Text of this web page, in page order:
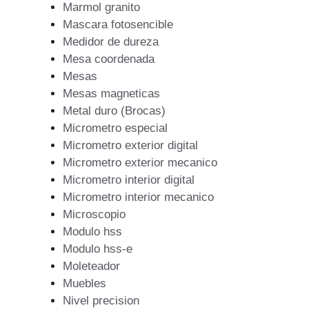
Marmol granito
Mascara fotosencible
Medidor de dureza
Mesa coordenada
Mesas
Mesas magneticas
Metal duro (Brocas)
Micrometro especial
Micrometro exterior digital
Micrometro exterior mecanico
Micrometro interior digital
Micrometro interior mecanico
Microscopio
Modulo hss
Modulo hss-e
Moleteador
Muebles
Nivel precision